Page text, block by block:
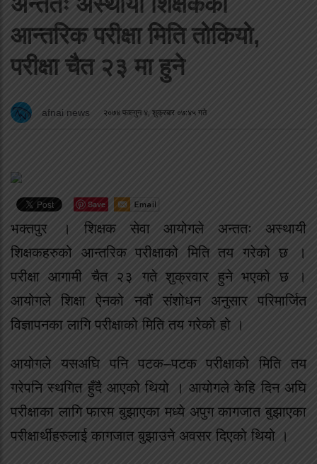
आन्तरिक परीक्षा मिति तोकियो,
परीक्षा चैत २३ मा हुने
afnai news २०७४ फाल्गुन ४, शुक्रबार ०७:४५ गते
Save
भक्तपुर । शिक्षक सेवा आयोगले अन्ततः अस्थायी
शिक्षकहरुको आन्तरिक परीक्षाको मिति तय गरेको छ ।
परीक्षा आगामी चैत २३ गते शुक्रवार हुने भएको छ ।
आयोगले शिक्षा ऐनको नवौं संशोधन अनुसार परिमार्जित
विज्ञापनका लागि परीक्षाको मिति तय गरेको हो ।
आयोगले यसअघि पनि पटक–पटक परीक्षाको मिति तय
गरेपनि स्थगित हुँदै आएको थियो । आयोगले केहि दिन अघि
परीक्षाका लागि फारम बुझाएका मध्ये अपुग कागजात बुझाएका
परीक्षार्थीहरुलाई कागजात बुझाउने अवसर दिएको थियो ।